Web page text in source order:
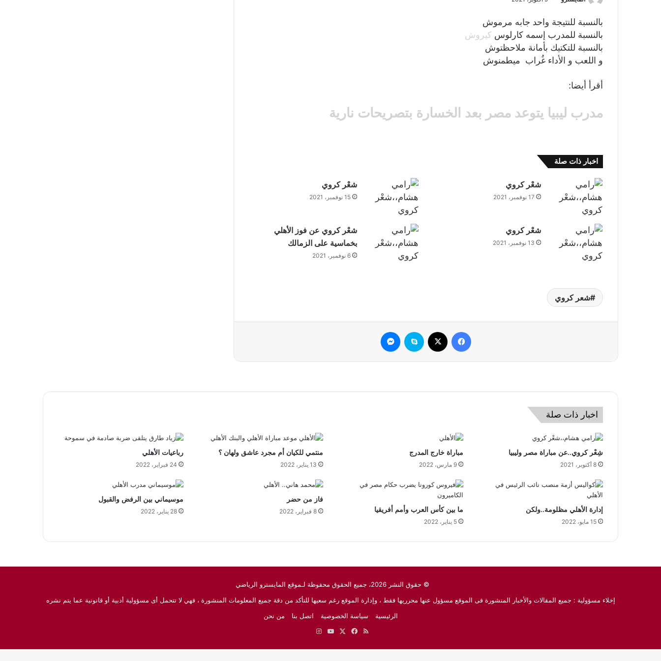
‏بالنسبة للنتيجة واحد جابه مرموش
‏بالنسبة للمدرب إسمه كارلوس كيروش
‏بالنسبة للتكتيك بأمانة ملاحظتوش
‏و اللعب و الأداء غُراب ميطمنوش
أقرأ أيضا:
مدرب ليبيا يتوعد مصر بعد الخسارة بتصريحات نارية
اخبار ذات صلة
شعْر كروي
17 نوفمبر، 2021
شعْر كروي
15 نوفمبر، 2021
شعْر كروي
13 نوفمبر، 2021
شعْر كروي عن فوز الأهلي
بخماسية على الزمالك
6 نوفمبر، 2021
شعر كروي
فيسبوك سكايب
اخبار ذات صلة
شِعْر كروي..عن مباراة مصر وليبيا
8 أكتوبر، 2021
‏مباراة خارج المدرج
9 مارس، 2022
منتمي للكيان أم مجرد عاشق ولهان ؟
13 يناير، 2022
رباعيات الأهلي
24 فبراير، 2022
إدارة الأهلي مظلومة..ولكن
15 مايو، 2022
ما بين كأس العرب وأمم أفريقيا
5 يناير، 2022
فاز من حضر
8 فبراير، 2022
موسيماني بين الرفض والقبول
28 يناير، 2022
© حقوق النشر 2026، جميع الحقوق محفوظة لـموقع المايسترو الرياضي
إخلاء مسؤولية : جميع المقالات والأخبار المنشورة فى الموقع مسؤول عنها محرريها فقط ، وإدارة الموقع رغم سعيها للتأكد من دقة جميع المعلومات المنشورة ، فهي لا تتحمل أى مسؤولية أدبية أو قانونية عما يتم نشره
الرئيسية
سياسة الخصوصية اتصل بنا
من نحن
ملخصفيسبوك ‫YouTubeانستقرام